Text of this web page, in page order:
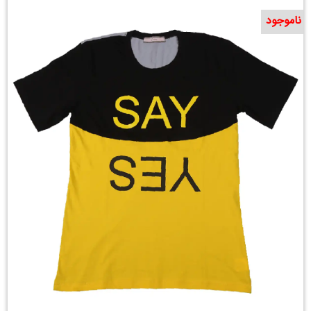
ناموجود